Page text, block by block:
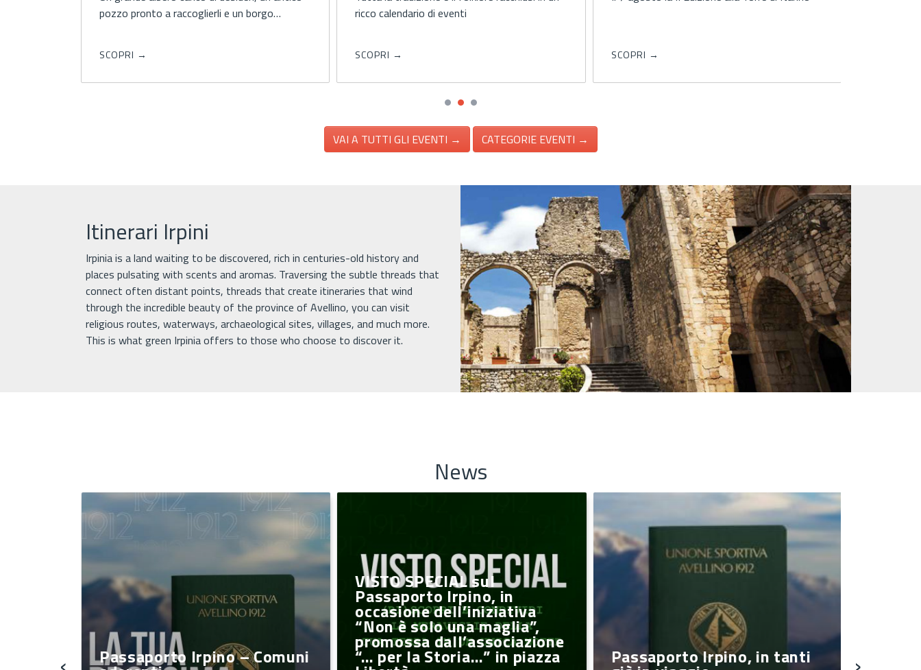
pozzo pronto a raccoglierli e un borgo…
SCOPRI →
ricco calendario di eventi
SCOPRI → SCOPRI →
VAI A TUTTI GLI EVENTI → CATEGORIE EVENTI →
Itinerari Irpini
Irpinia is a land waiting to be discovered, rich in centuries-old history and
places pulsating with scents and aromas. Traversing the subtle threads that
connect often distant points, threads that create itineraries that wind
through the incredible beauty of the province of Avellino, you can visit
religious routes, waterways, archaeological sites, villages, and much more.
This is what green Irpinia offers to those who choose to discover it.
News
Passaporto Irpino – Comuni
VISTO SPECIAL sul
Passaporto Irpino, in
occasione dell’iniziativa
“Non è solo una maglia”,
promossa dall’associazione
“… per la Storia…” in piazza Passaporto Irpino, in tanti